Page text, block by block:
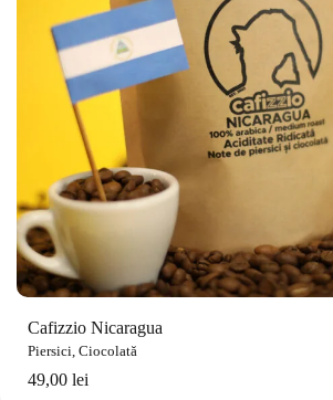
100% arabica
Descoperă mai multe
Cafizzio Nicaragua
Piersici, Ciocolată
49,00 lei